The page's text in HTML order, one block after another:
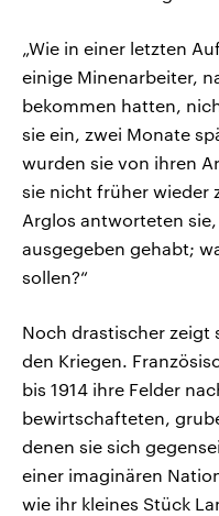
„Wie in einer letzten
einige Minenarbeiter,
bekommen hatten,
sie ein, zwei Monate
wurden sie von ihren
sie nicht früher wieder
Arglos antworteten
ausgegeben gehabt;
sollen?“
Noch drastischer zeigt
den Kriegen.
bis 1914 ihre Felder
bewirtschafteten,
denen sie sich
einer imaginären
wie ihr kleines Stück